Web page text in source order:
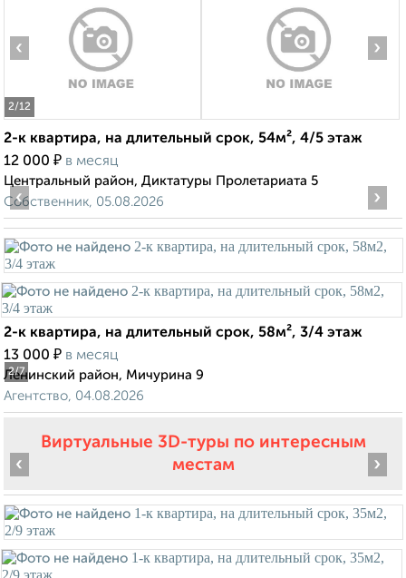
2/12
‹ ›
2-к квартира, на длительный срок, 54м², 4/5 этаж
12 000 ₽ в месяц
Центральный район, Диктатуры Пролетариата 5
Собственник, 05.08.2026
2/7
‹ ›
2-к квартира, на длительный срок, 58м², 3/4 этаж
13 000 ₽ в месяц
Ленинский район, Мичурина 9
Агентство, 04.08.2026
Виртуальные 3D-туры по интересным
местам
‹ ›